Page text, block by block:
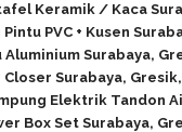
Keramik / Kaca
Pintu PVC + Kusen
Aluminium Surabaya,
Closer Surabaya,
Elektrik Tandon
Box Set Surabaya,